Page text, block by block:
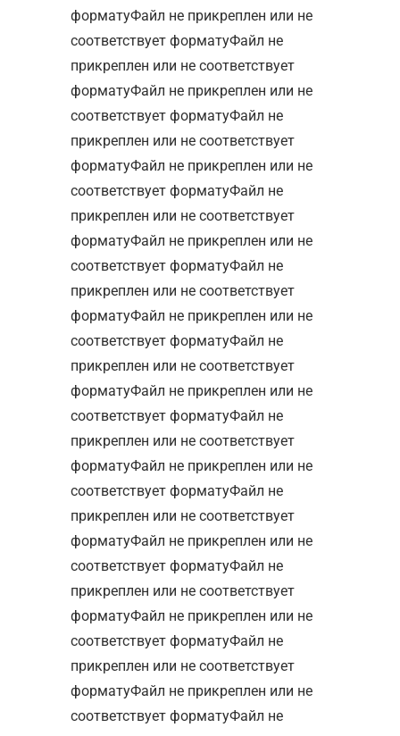
форматуФайл не прикреплен или не
соответствует форматуФайл не
прикреплен или не соответствует
форматуФайл не прикреплен или не
соответствует форматуФайл не
прикреплен или не соответствует
форматуФайл не прикреплен или не
соответствует форматуФайл не
прикреплен или не соответствует
форматуФайл не прикреплен или не
соответствует форматуФайл не
прикреплен или не соответствует
форматуФайл не прикреплен или не
соответствует форматуФайл не
прикреплен или не соответствует
форматуФайл не прикреплен или не
соответствует форматуФайл не
прикреплен или не соответствует
форматуФайл не прикреплен или не
соответствует форматуФайл не
прикреплен или не соответствует
форматуФайл не прикреплен или не
соответствует форматуФайл не
прикреплен или не соответствует
форматуФайл не прикреплен или не
соответствует форматуФайл не
прикреплен или не соответствует
форматуФайл не прикреплен или не
соответствует форматуФайл не